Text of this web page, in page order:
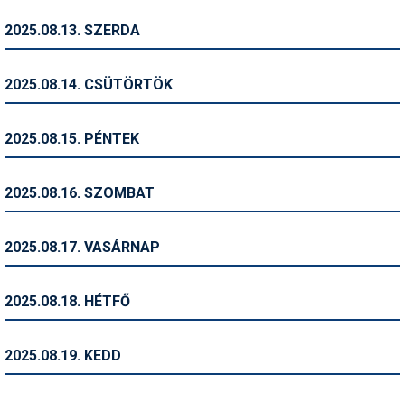
Sífelszerelés
Símánia
Síszerviz
Snowboard
2025.08.13. SZERDA
2025.08.14. CSÜTÖRTÖK
2025.08.15. PÉNTEK
2025.08.16. SZOMBAT
2025.08.17. VASÁRNAP
2025.08.18. HÉTFŐ
2025.08.19. KEDD